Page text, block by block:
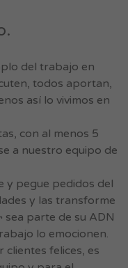
del trabajo en
todos aportan,
así lo vivimos en
con al menos 5
a nuestro equipo de
y pegue pedidos del
y las transforme
sea parte de su ADN
lo emocionen.
felices, es